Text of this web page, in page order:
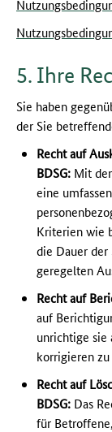
5. Ihre
Sie haben
der Sie
Recht auf
BDSG: Mit
eine
Kriterien wie
die Dauer der
geregelten
Recht auf
auf
unrichtige sie
korrigieren zu
Recht auf
BDSG: Das
für